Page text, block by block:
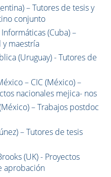
– Tutores de tesis y
conjunto
(Cuba) –
maestría
(Uruguay) - Tutores de
– CIC (México) –
nacionales mejica- nos
– Trabajos postdoc
– Tutores de tesis
(UK) - Proyectos
aprobación